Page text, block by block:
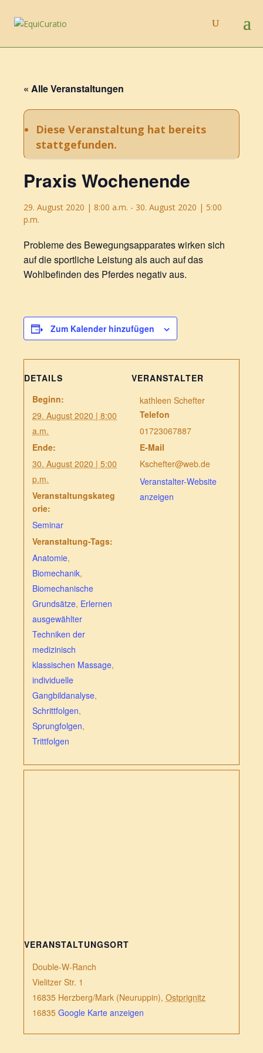
« Alle Veranstaltungen
Diese Veranstaltung hat bereits
stattgefunden.
Praxis Wochenende
29. August 2020 | 8:00 a.m. - 30. August 2020 | 5:00
p.m.
Probleme des Bewegungsapparates wirken sich
auf die sportliche Leistung als auch auf das
Wohlbefinden des Pferdes negativ aus.
Zum Kalender hinzufügen
DETAILS
Beginn:
29. August 2020 | 8:00
a.m.
Ende:
30. August 2020 | 5:00
p.m.
Veranstaltungskateg
orie:
Seminar
Veranstaltung-Tags:
Anatomie,
Biomechanik,
Biomechanische
Grundsätze, Erlernen
ausgewählter
Techniken der
medizinisch
klassischen Massage,
individuelle
Gangbildanalyse,
Schrittfolgen,
Sprungfolgen,
Trittfolgen
VERANSTALTER
kathleen Schefter
Telefon
01723067887
E-Mail
Kschefter@web.de
Veranstalter-Website
anzeigen
VERANSTALTUNGSORT
Double-W-Ranch
Vielitzer Str. 1
16835 Herzberg/Mark (Neuruppin), Ostprignitz
16835 Google Karte anzeigen